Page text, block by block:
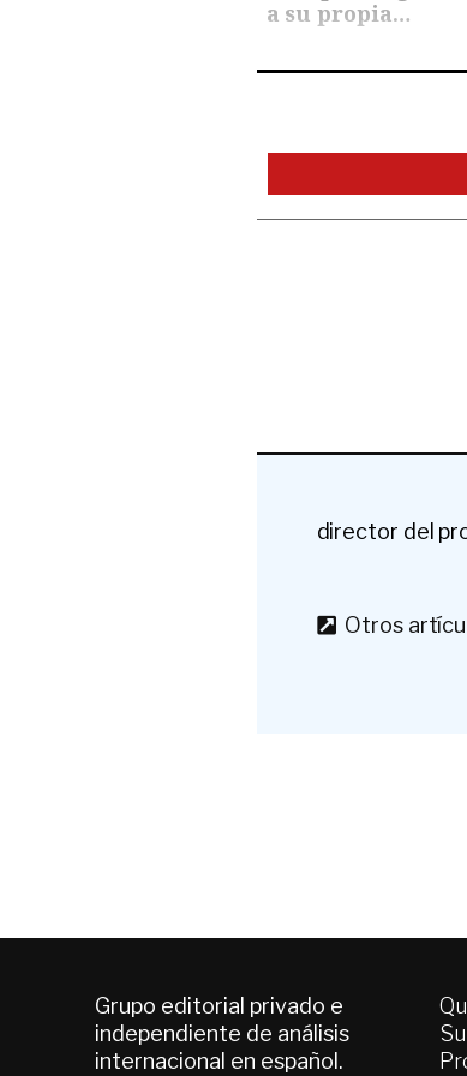
a su propia…
director del
Otros
Grupo editorial privado e
independiente de análisis
internacional en español.